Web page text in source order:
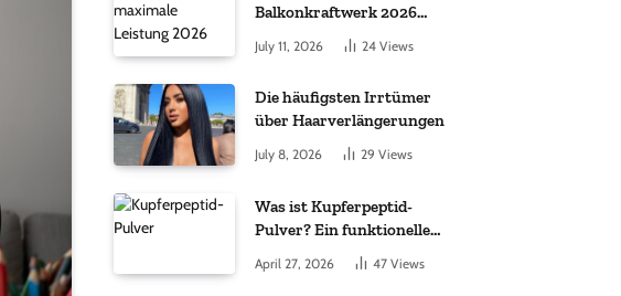
Balkonkraftwerk 2026
July 11, 2026 24 Views
Die häufigsten Irrtümer
über Haarverlängerungen
July 8, 2026 29 Views
Was ist Kupferpeptid-
Pulver? Ein funktioneller
Komplex aus „kleinem
Molekül + Metall“
April 27, 2026 47 Views